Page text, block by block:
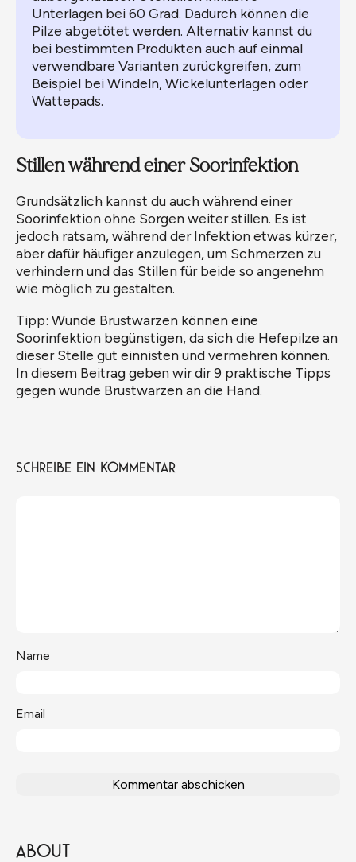
Unterlagen bei 60 Grad. Dadurch können die
Pilze abgetötet werden. Alternativ kannst du
bei bestimmten Produkten auch auf einmal
verwendbare Varianten zurückgreifen, zum
Beispiel bei Windeln, Wickelunterlagen oder
Wattepads.
Stillen während einer Soorinfektion
Grundsätzlich kannst du auch während einer
Soorinfektion ohne Sorgen weiter stillen. Es ist
jedoch ratsam, während der Infektion etwas kürzer,
aber dafür häufiger anzulegen, um Schmerzen zu
verhindern und das Stillen für beide so angenehm
wie möglich zu gestalten.
Tipp: Wunde Brustwarzen können eine
Soorinfektion begünstigen, da sich die Hefepilze an
dieser Stelle gut einnisten und vermehren können.
In diesem Beitraggeben wir dir 9 praktische Tipps
gegen wunde Brustwarzen an die Hand.
Schreibe ein Kommentar
Name
Email
ABOUT